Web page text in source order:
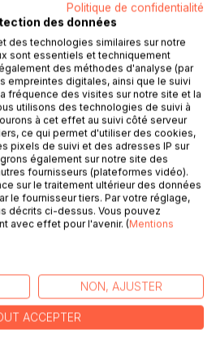
et sa passion de la chasse l’ont
de 60 pays sur les 5
mémorables en nature
animal pendant de très
a permis de comprendre en
des personnes et qu’ils sont
dessus de ce que l’on nous
internationale de Marseille),
parmi les personnages les plus
l’opportunité de rencontrer et
leur domaine : scientifiques,
acteurs, personnalités
et de l’univers : l’ancienneté
conscience des électrons, les
bien d‘autres choses.
Politique de confidentialité
des données
des technologies similaires sur notre
sont essentiels et techniquement
des méthodes d'analyse (par
empreintes digitales, ainsi que le suivi
fréquence des visites sur notre site et la
utilisons des technologies de suivi à
à cet effet au suivi côté serveur
ce qui permet d'utiliser des cookies,
pixels de suivi et des adresses IP sur
également sur notre site des
fournisseurs (plateformes vidéo).
sur le traitement ultérieur des données
le fournisseur tiers. Par votre réglage,
décrits ci-dessus. Vous pouvez
avec effet pour l'avenir. (Mentions
NON, AJUSTER
ACCEPTER